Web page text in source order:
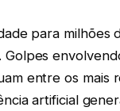
para milhões
entre os mais
artificial